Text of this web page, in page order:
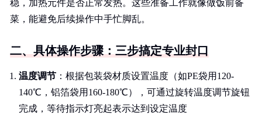
稳，加热元件是否正常发热。这些准备工作就像做饭前备
菜，能避免后续操作中手忙脚乱。
二、具体操作步骤：三步搞定专业封口
温度调节 ：根据包装袋材质设置温度（如PE袋用120-
140℃，铝箔袋用160-180℃），可通过旋转温度调节旋钮
完成，等待指示灯亮起表示达到设定温度